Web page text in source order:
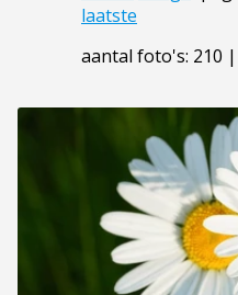
laatste
aantal foto's: 210